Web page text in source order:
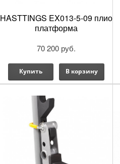
HASTTINGS EX013-5-09 плио
платформа
70 200 руб.
Купить В корзину